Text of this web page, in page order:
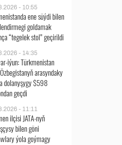
- 10:55
ene süýdi bilen
goldamak
“tegelek stol” geçirildi
- 14:35
iýun: Türkmenistan
arasyndaky
dolanyşygy $598
geçdi
- 11:11
ilçisi JATA-nyň
bilen göni
ýola goýmagy